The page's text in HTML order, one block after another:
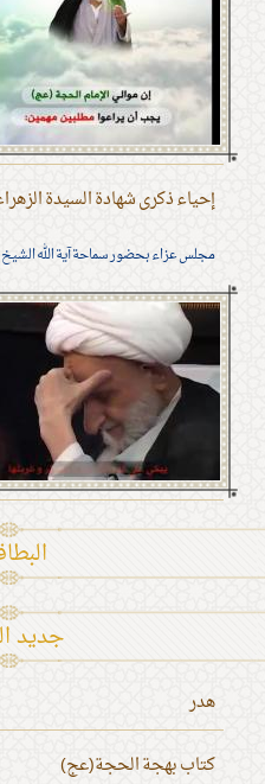
إحياء ذكرى شهادة السيدة
مجلس عزاء بحضور سماحة آية الله الشيخ
جديد
هدر
كتاب بهجة الحجة(عج)